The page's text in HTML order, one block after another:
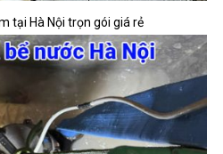
tại Hà Nội trọn gói giá rẻ